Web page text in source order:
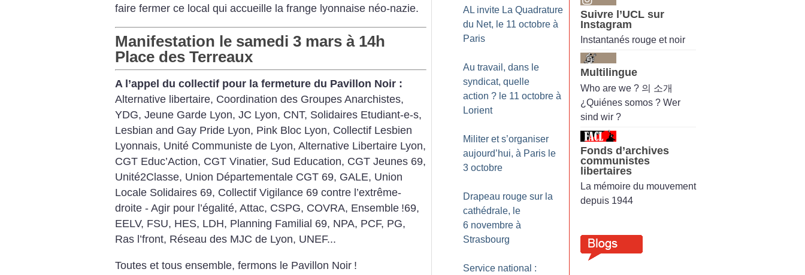
faire fermer ce local qui accueille la frange lyonnaise néo-nazie.
Manifestation le samedi 3 mars à 14h
Place des Terreaux
A l’appel du collectif pour la fermeture du Pavillon Noir :
Alternative libertaire, Coordination des Groupes Anarchistes,
YDG, Jeune Garde Lyon, JC Lyon, CNT, Solidaires Etudiant-e-s,
Lesbian and Gay Pride Lyon, Pink Bloc Lyon, Collectif Lesbien
Lyonnais, Unité Communiste de Lyon, Alternative Libertaire Lyon,
CGT Educ’Action, CGT Vinatier, Sud Education, CGT Jeunes 69,
Unité2Classe, Union Départementale CGT 69, GALE, Union
Locale Solidaires 69, Collectif Vigilance 69 contre l’extrême-
droite - Agir pour l’égalité, Attac, CSPG, COVRA, Ensemble !69,
EELV, FSU, HES, LDH, Planning Familial 69, NPA, PCF, PG,
Ras l’front, Réseau des MJC de Lyon, UNEF...
Toutes et tous ensemble, fermons le Pavillon Noir !
AL invite La Quadrature
du Net, le 11 octobre à
Paris
Au travail, dans le
syndicat, quelle
action ? le 11 octobre à
Lorient
Militer et s’organiser
aujourd’hui, à Paris le
3 octobre
Drapeau rouge sur la
cathédrale, le
6 novembre à
Strasbourg
Service national :
Suivre l’UCL sur
Instagram
Instantanés rouge et noir
Multilingue
Who are we ? 의 소개
¿Quiénes somos ? Wer
sind wir ?
Fonds d’archives
communistes
libertaires
La mémoire du mouvement
depuis 1944